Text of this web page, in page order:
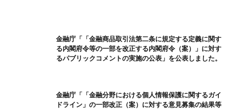
金融庁「「金融商品取引法第二条に規定する定義に関す
る内閣府令等の一部を改正する内閣府令（案）」に対す
るパブリックコメントの実施の公表」を公表しました。
金融庁「「金融分野における個人情報保護に関するガイ
ドライン」の一部改正（案）に対する意見募集の結果等